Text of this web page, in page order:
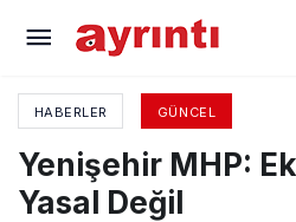
HABERLER GÜNCEL
Yenişehir MHP:
Yasal Değil
Acil Servis Ve Fizik Tedavi